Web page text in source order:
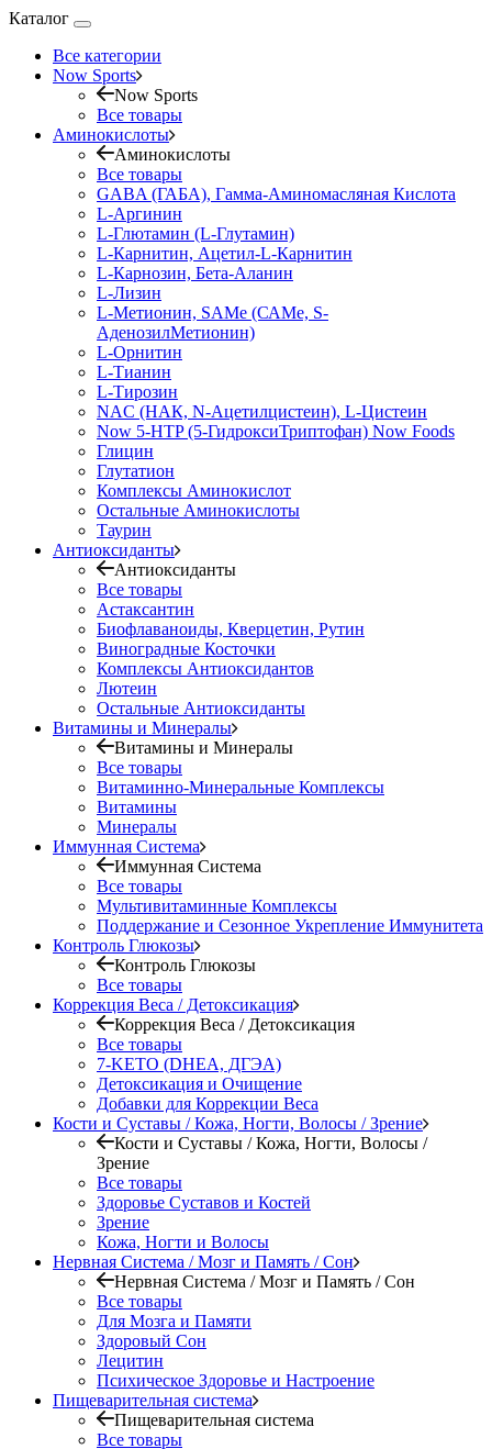
Каталог
Все категории
Now Sports
Now Sports
Все товары
Аминокислоты
Аминокислоты
Все товары
GABA (ГАБА), Гамма-Аминомасляная Кислота
L-Аргинин
L-Глютамин (L-Глутамин)
L-Карнитин, Ацетил-L-Карнитин
L-Карнозин, Бета-Аланин
L-Лизин
L-Метионин, SAMe (САМе, S-
АденозилМетионин)
L-Орнитин
L-Тианин
L-Тирозин
NAC (НАК, N-Ацетилцистеин), L-Цистеин
Now 5-HTP (5-ГидроксиТриптофан) Now Foods
Глицин
Глутатион
Комплексы Аминокислот
Остальные Аминокислоты
Таурин
Антиоксиданты
Антиоксиданты
Все товары
Астаксантин
Биофлаваноиды, Кверцетин, Рутин
Виноградные Косточки
Комплексы Антиоксидантов
Лютеин
Остальные Антиоксиданты
Витамины и Минералы
Витамины и Минералы
Все товары
Витаминно-Минеральные Комплексы
Витамины
Минералы
Иммунная Система
Иммунная Система
Все товары
Мультивитаминные Комплексы
Поддержание и Сезонное Укрепление Иммунитета
Контроль Глюкозы
Контроль Глюкозы
Все товары
Коррекция Веса / Детоксикация
Коррекция Веса / Детоксикация
Все товары
7-KETO (DHEA, ДГЭА)
Детоксикация и Очищение
Добавки для Коррекции Веса
Кости и Суставы / Кожа, Ногти, Волосы / Зрение
Кости и Суставы / Кожа, Ногти, Волосы /
Зрение
Все товары
Здоровье Суставов и Костей
Зрение
Кожа, Ногти и Волосы
Нервная Система / Мозг и Память / Сон
Нервная Система / Мозг и Память / Сон
Все товары
Для Мозга и Памяти
Здоровый Сон
Лецитин
Психическое Здоровье и Настроение
Пищеварительная система
Пищеварительная система
Все товары